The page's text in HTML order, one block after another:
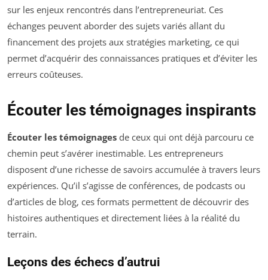
sur les enjeux rencontrés dans l’entrepreneuriat. Ces
échanges peuvent aborder des sujets variés allant du
financement des projets aux stratégies marketing, ce qui
permet d’acquérir des connaissances pratiques et d’éviter les
erreurs coûteuses.
Écouter les témoignages inspirants
Écouter les témoignages de ceux qui ont déjà parcouru ce
chemin peut s’avérer inestimable. Les entrepreneurs
disposent d’une richesse de savoirs accumulée à travers leurs
expériences. Qu’il s’agisse de conférences, de podcasts ou
d’articles de blog, ces formats permettent de découvrir des
histoires authentiques et directement liées à la réalité du
terrain.
Leçons des échecs d’autrui